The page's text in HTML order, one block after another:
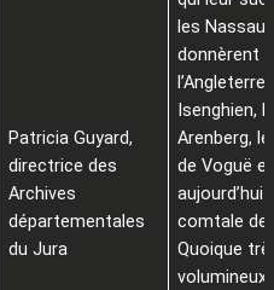
Patricia Guyard,
directrice des
Archives
départementales
du Jura
les Nassau,
donnèrent
Isenghien,
Arenberg,
de Voguë et
aujourd’hui
comtale de
Quoique